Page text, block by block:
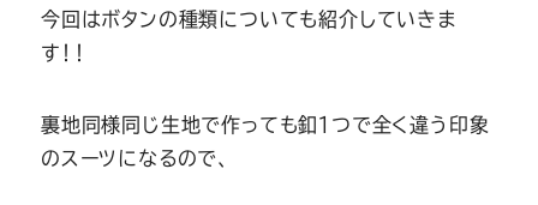
の
式
の
式
の
式
の の
今回はボタンの種類についても紹介していきま
す！！
裏地同様同じ生地で作っても釦１つで全く違う印象
のスーツになるので、